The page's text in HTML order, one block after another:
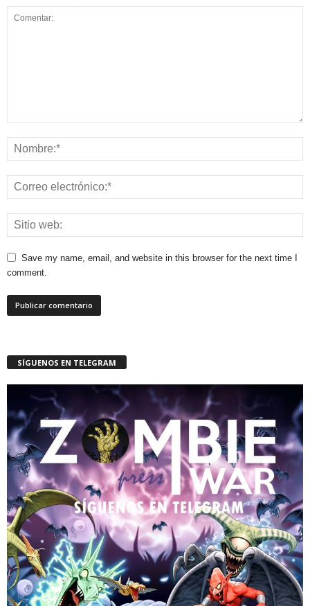
Save my name, email, and website in this browser for the next time I
comment.
SÍGUENOS EN TELEGRAM